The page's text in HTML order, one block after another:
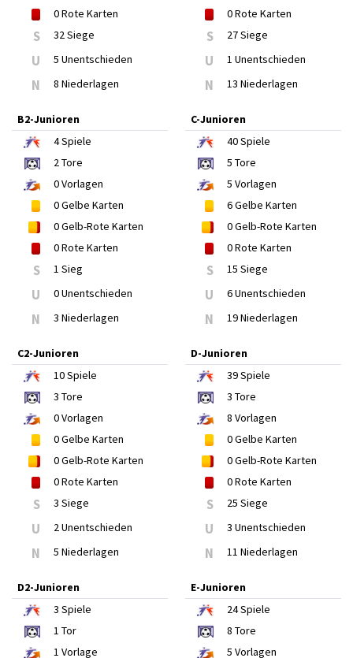
0Rote Karten
S 32 Siege
U 5 Unentschieden
N 8 Niederlagen
0Rote Karten
S 27 Siege
U 1 Unentschieden
N 13 Niederlagen
B2-Junioren
4Spiele
2Tore
0Vorlagen
0Gelbe Karten
0Gelb-Rote Karten
0Rote Karten
S 1 Sieg
U 0 Unentschieden
N 3 Niederlagen
C-Junioren
40Spiele
5 Tore
5 Vorlagen
6Gelbe Karten
0Gelb-Rote Karten
0Rote Karten
S 15 Siege
U 6 Unentschieden
N 19 Niederlagen
C2-Junioren
10Spiele
3 Tore
0Vorlagen
0Gelbe Karten
0Gelb-Rote Karten
0Rote Karten
S 3 Siege
U 2 Unentschieden
N 5 Niederlagen
D-Junioren
39Spiele
3 Tore
8 Vorlagen
0Gelbe Karten
0Gelb-Rote Karten
0Rote Karten
S 25 Siege
U 3 Unentschieden
N 11 Niederlagen
D2-Junioren
3 Spiele
1 Tor
1 Vorlage
E-Junioren
24Spiele
8 Tore
5 Vorlagen